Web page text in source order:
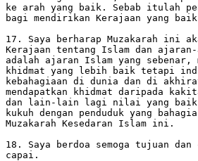
ke arah yang baik. Sebab itulah
bagi mendirikan Kerajaan yang
17. Saya berharap Muzakarah ini
Kerajaan tentang Islam dan
adalah ajaran Islam yang sebenar,
khidmat yang lebih baik tetapi
kebahagiaan di dunia dan di
mendapatkan khidmat daripada
dan lain-lain lagi nilai yang baik,
kukuh dengan penduduk yang
Muzakarah Kesedaran Islam ini.
18. Saya berdoa semoga tujuan
capai.